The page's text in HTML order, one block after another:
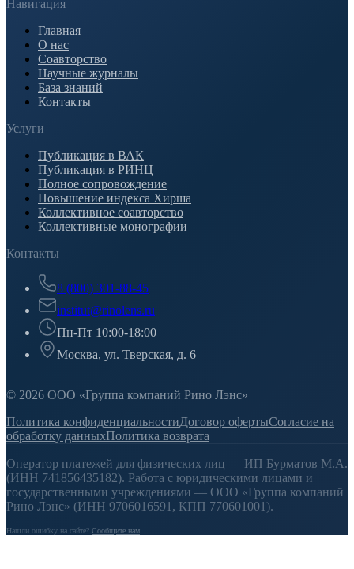
Навигация
Главная
О нас
Соавторство
Научные журналы
База знаний
Контакты
Услуги
Публикация в ВАК
Публикация в РИНЦ
Полное сопровождение
Повышение индекса Хирша
Коллективное соавторство
Коллективные монографии
Контакты
8 (800) 301-88-45
institut@rinolens.ru
Пн-Пт 10:00-18:00
Москва, ул. Тверская, д. 6
© 2026 ООО «Группа компаний Рино Лэнс»
Политика конфиденциальностиДоговор офертыСогласие на
обработку данныхПолитика возврата
Оператор платежей для физических лиц — ИП Бурматов М.А.
(ИНН 741856435182). Работа с юридическими лицами и
государственными учреждениями — ООО «Группа компаний
Рино Лэнс» (ИНН 9706016591, КПП 770601001).
Нашли ошибку на сайте? Сообщите нам